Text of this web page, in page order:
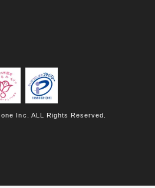
Inc. ALL Rights Reserved.